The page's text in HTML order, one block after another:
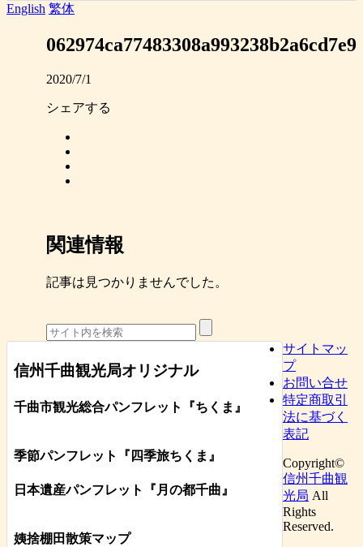
English 繁体
062974ca77483308a993238b2a6cd7e9
2020/7/1
シェアする
関連情報
記事は見つかりませんでした。
信州千曲観光局オリジナル
千曲市観光総合パンフレット 『ちくま 』
季節パンフレット『四季旅ちくま』
日本遺産パンフレット 『月の都千曲 』
姨捨棚田散策マップ
サイトマッ
プ
お問い合せ
特定商取引
法に基づく
表記
Copyright©
信州千曲観
光局 All
Rights
Reserved.